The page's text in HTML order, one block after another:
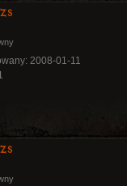
2008-01-11